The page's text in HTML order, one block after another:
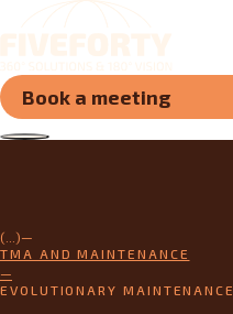
Book a meeting
(...)
TMA AND MAINTENANCE
EVOLUTIONARY MAINTENANCE